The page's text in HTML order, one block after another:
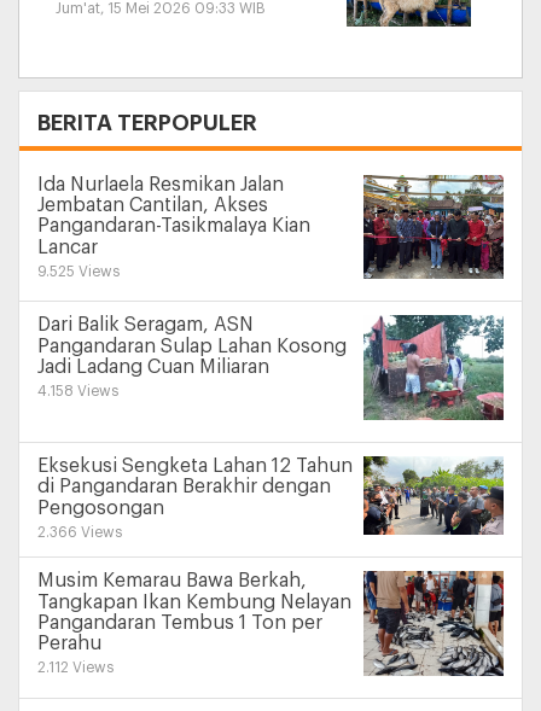
Jum'at, 15 Mei 2026 09:33 WIB
BERITA TERPOPULER
Ida Nurlaela Resmikan Jalan
Jembatan Cantilan, Akses
Pangandaran-Tasikmalaya Kian
Lancar
9.525 Views
Dari Balik Seragam, ASN
Pangandaran Sulap Lahan Kosong
Jadi Ladang Cuan Miliaran
4.158 Views
Eksekusi Sengketa Lahan 12 Tahun
di Pangandaran Berakhir dengan
Pengosongan
2.366 Views
Musim Kemarau Bawa Berkah,
Tangkapan Ikan Kembung Nelayan
Pangandaran Tembus 1 Ton per
Perahu
2.112 Views